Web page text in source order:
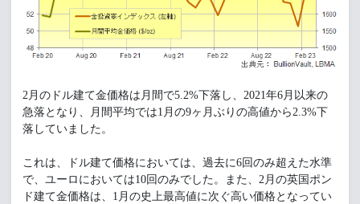
2月のドル建て金価格は月間で5.2%下落し、2021年6月以来の
急落となり、月間平均では1月の9ヶ月ぶりの高値から2.3%下
落していました。
これは、ドル建て価格においては、過去に6回のみ超えた水準
で、ユーロにおいては10回のみでした。また、2月の英国ポン
ド建て金価格は、1月の史上最高値に次ぐ高い価格となってい